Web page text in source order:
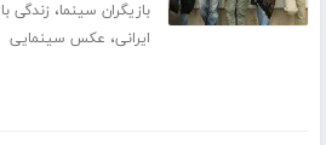
بازیگران سینما، زندگی
ایرانی، عکس سینمایی